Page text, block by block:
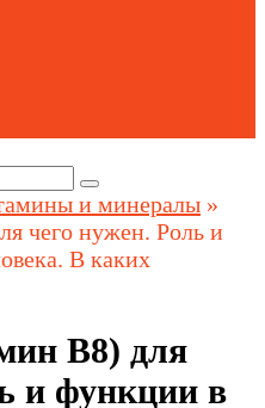
и минералы »
чего нужен. Роль и
В каких
В8) для
и функции в